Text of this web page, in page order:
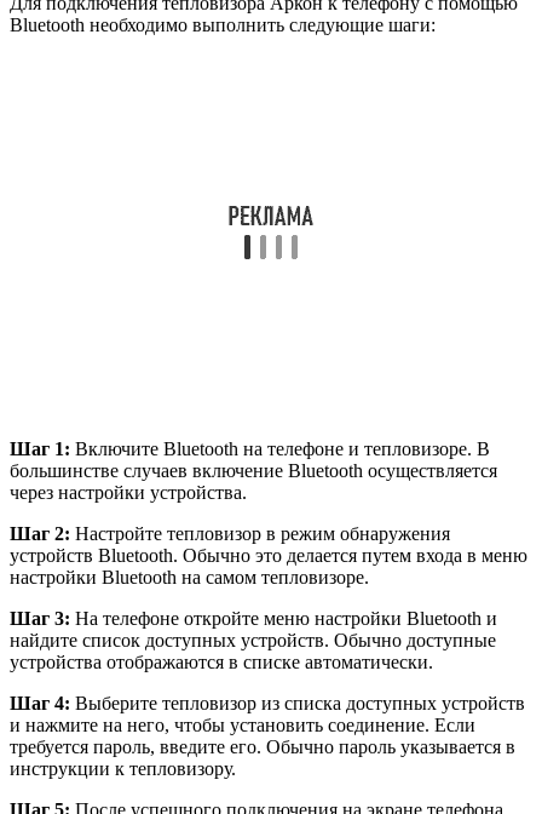
Bluetooth необходимо выполнить следующие шаги:
Шаг 1: Включите Bluetooth на телефоне и тепловизоре. В
большинстве случаев включение Bluetooth осуществляется
через настройки устройства.
Шаг 2: Настройте тепловизор в режим обнаружения
устройств Bluetooth. Обычно это делается путем входа в меню
настройки Bluetooth на самом тепловизоре.
Шаг 3: На телефоне откройте меню настройки Bluetooth и
найдите список доступных устройств. Обычно доступные
устройства отображаются в списке автоматически.
Шаг 4: Выберите тепловизор из списка доступных устройств
и нажмите на него, чтобы установить соединение. Если
требуется пароль, введите его. Обычно пароль указывается в
инструкции к тепловизору.
Шаг 5: После успешного подключения на экране телефона